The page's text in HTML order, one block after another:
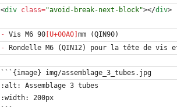
<div class="avoid-break-next-block"></div>
- Vis M6 90
-